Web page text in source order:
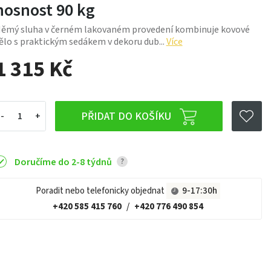
90 kg
sluha v černém lakovaném provedení kombinuje kovové
s praktickým sedákem v dekoru dub...Více
315 Kč
PŘIDAT DO KOŠÍKU
Doručíme do 2-8 týdnů ?
Poradit nebo telefonicky objednat
9-17:30h
+420 585 415 760 / +420 776 490 854